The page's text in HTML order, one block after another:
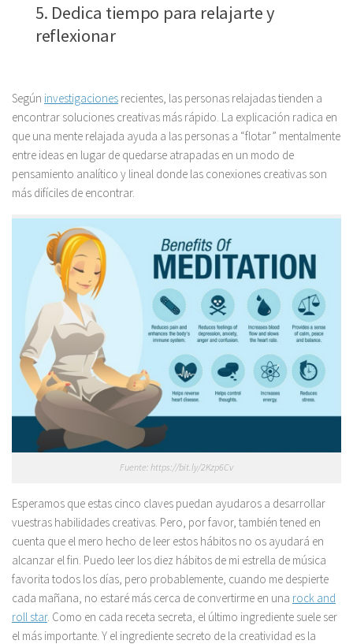
5. Dedica tiempo para relajarte y
reflexionar
Según investigaciones recientes, las personas relajadas tienden a
encontrar soluciones creativas más rápido. La explicación radica en
que una mente relajada ayuda a las personas a “flotar” mentalmente
entre ideas en lugar de quedarse atrapadas en un modo de
pensamiento analítico y lineal donde las conexiones creativas son
más difíciles de encontrar.
Fuente: https://bit.ly/2Kzp6Cv
Esperamos que estas cinco claves puedan ayudaros a desarrollar
vuestras habilidades creativas. Pero, por favor, también tened en
cuenta que el mero hecho de leer estos hábitos no os ayudará en
alcanzar el fin. Puedo leer los diez hábitos de mi estrella de música
favorita todos los días, pero probablemente, cuando me despierte
cada mañana, no estaré más cerca de convertirme en una rock and
roll star. Como en cada receta secreta, el último ingrediente suele ser
el más importante. Y el ingrediente secreto de la creatividad es la